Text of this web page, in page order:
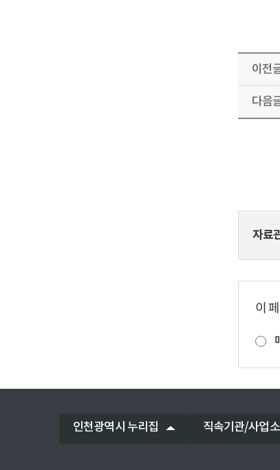
이전
다음
자료
이
인천광역시 누리집 직속기관/사업